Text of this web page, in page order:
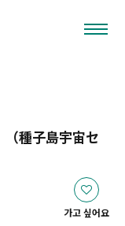
（種子島宇宙セ
가고 싶어요